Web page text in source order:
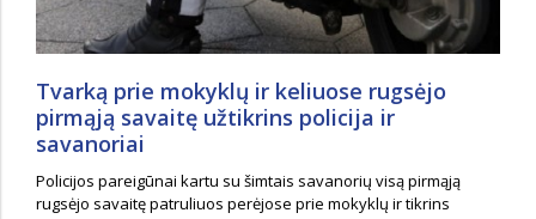
Tvarką prie mokyklų ir keliuose rugsėjo
pirmąją savaitę užtikrins policija ir
savanoriai
Policijos pareigūnai kartu su šimtais savanorių visą pirmąją
rugsėjo savaitę patruliuos perėjose prie mokyklų ir tikrins